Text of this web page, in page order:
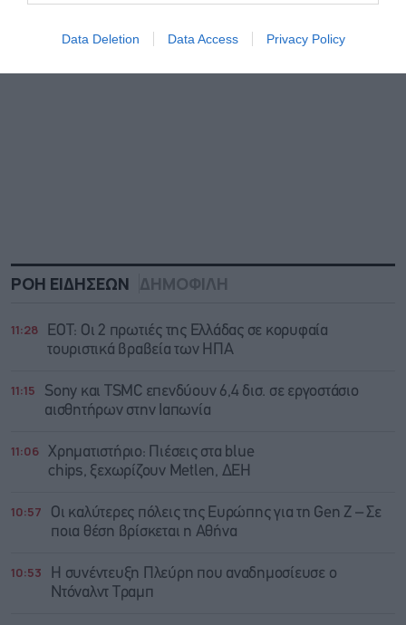
Data Deletion Data Access Privacy Policy
ΡΟΗ ΕΙΔΗΣΕΩΝ ΔΗΜΟΦΙΛΗ
11:28
ΕΟΤ: Οι 2 πρωτιές της Ελλάδας σε κορυφαία
τουριστικά βραβεία των ΗΠΑ
11:15
Sony και TSMC επενδύουν 6,4 δισ. σε εργοστάσιο
αισθητήρων στην Ιαπωνία
11:06 Χρηματιστήριο: Πιέσεις στα blue
chips, ξεχωρίζουν Metlen, ΔΕΗ
10:57
Οι καλύτερες πόλεις της Ευρώπης για τη Gen Z – Σε
ποια θέση βρίσκεται η Αθήνα
10:53
Η συνέντευξη Πλεύρη που αναδημοσίευσε ο
Ντόναλντ Τραμπ